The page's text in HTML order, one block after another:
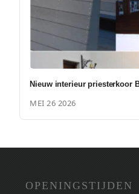
Nieuw interieur priesterkoor
MEI 26 2026
OPENINGSTIJDEN